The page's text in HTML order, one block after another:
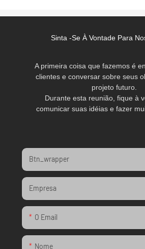
Sinta -se À Vontade Para
A primeira coisa que fazemos é
clientes e conversar sobre seus
projeto futuro.
Durante esta reunião, fique à
comunicar suas idéias e fazer
Btn_wrapper
Empresa
O Email
Nome